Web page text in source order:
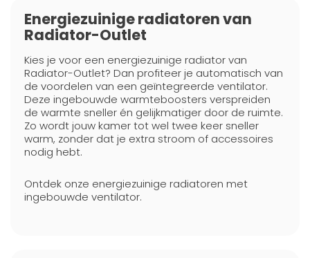
Energiezuinige radiatoren van
Radiator-Outlet
Kies je voor een energiezuinige radiator van
Radiator-Outlet? Dan profiteer je automatisch van
de voordelen van een geïntegreerde ventilator.
Deze ingebouwde warmteboosters verspreiden
de warmte sneller én gelijkmatiger door de ruimte.
Zo wordt jouw kamer tot wel twee keer sneller
warm, zonder dat je extra stroom of accessoires
nodig hebt.
Ontdek onze energiezuinige radiatoren met
ingebouwde ventilator.